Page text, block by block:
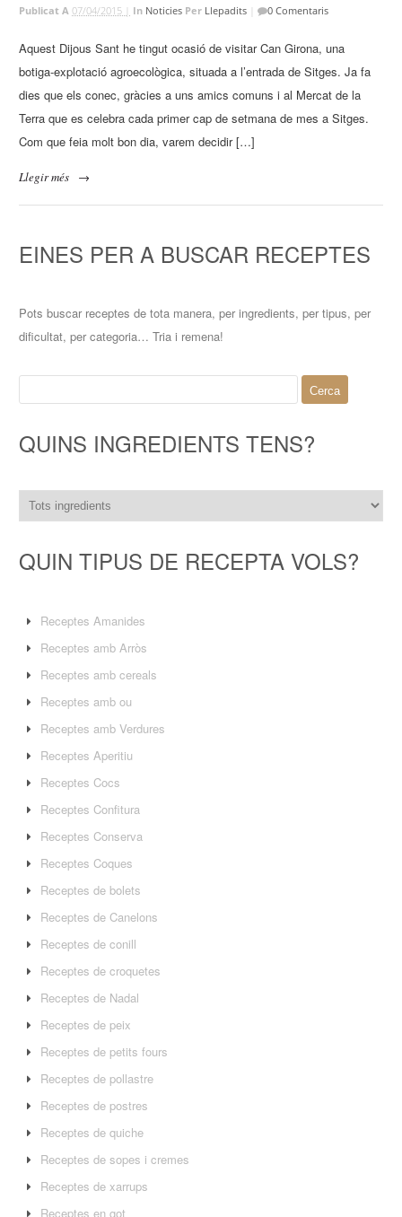
Publicat A07/04/2015 | In Noticies Per Llepadits 0 Comentaris
Aquest Dijous Sant he tingut ocasió de visitar Can Girona, una
botiga-explotació agroecològica, situada a l’entrada de Sitges. Ja fa
dies que els conec, gràcies a uns amics comuns i al Mercat de la
Terra que es celebra cada primer cap de setmana de mes a Sitges.
Com que feia molt bon dia, varem decidir […]
Llegir més →
EINES PER A BUSCAR RECEPTES
Pots buscar receptes de tota manera, per ingredients, per tipus, per
dificultat, per categoria… Tria i remena!
QUINS INGREDIENTS TENS?
QUIN TIPUS DE RECEPTA VOLS?
Receptes Amanides
Receptes amb Arròs
Receptes amb cereals
Receptes amb ou
Receptes amb Verdures
Receptes Aperitiu
Receptes Cocs
Receptes Confitura
Receptes Conserva
Receptes Coques
Receptes de bolets
Receptes de Canelons
Receptes de conill
Receptes de croquetes
Receptes de Nadal
Receptes de peix
Receptes de petits fours
Receptes de pollastre
Receptes de postres
Receptes de quiche
Receptes de sopes i cremes
Receptes de xarrups
Receptes en got